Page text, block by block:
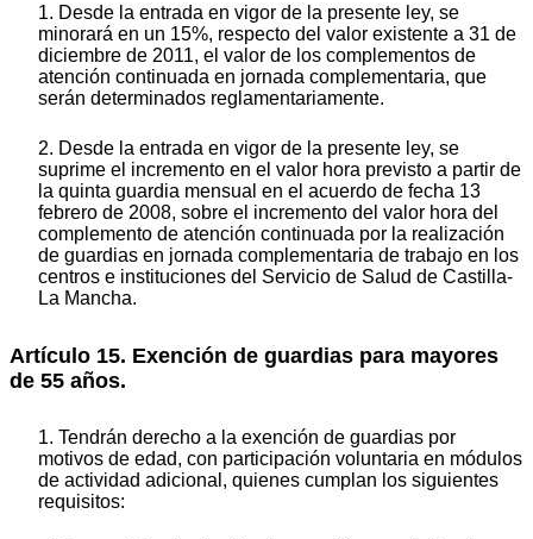
1. Desde la entrada en vigor de la presente ley, se
minorará en un 15%, respecto del valor existente a 31 de
diciembre de 2011, el valor de los complementos de
atención continuada en jornada complementaria, que
serán determinados reglamentariamente.
2. Desde la entrada en vigor de la presente ley, se
suprime el incremento en el valor hora previsto a partir de
la quinta guardia mensual en el acuerdo de fecha 13
febrero de 2008, sobre el incremento del valor hora del
complemento de atención continuada por la realización
de guardias en jornada complementaria de trabajo en los
centros e instituciones del Servicio de Salud de Castilla-
La Mancha.
Artículo 15. Exención de guardias para mayores
de 55 años.
1. Tendrán derecho a la exención de guardias por
motivos de edad, con participación voluntaria en módulos
de actividad adicional, quienes cumplan los siguientes
requisitos: